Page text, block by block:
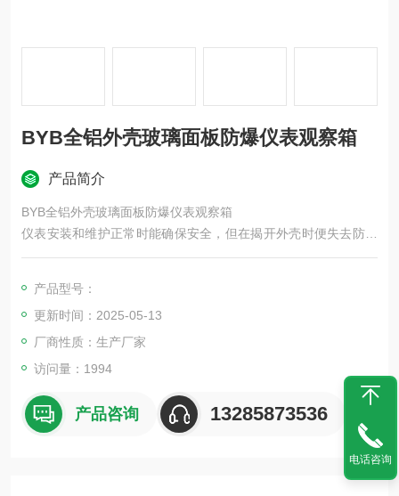
BYB全铝外壳玻璃面板防爆仪表观察箱
产品简介
BYB全铝外壳玻璃面板防爆仪表观察箱
仪表安装和维护正常时能确保安全，但在揭开外壳时便失去防爆
性能，因此不能在通电运行的情况下打开外壳进行检修和调整。
失去防爆性能。隔爆型仪表不能用在级别和组别高的易爆环境
中。
产品型号：
更新时间：2025-05-13
厂商性质：生产厂家
访问量：1994
产品咨询 13285873536
电话咨询